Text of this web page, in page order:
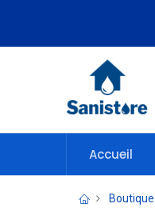
Accueil
Boutique